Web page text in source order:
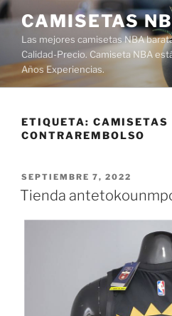
Saltar
al
contenido
CAMISETAS
Las mejores camisetas NBA
Calidad-Precio. Camiseta NBA
Años Experiencias.
ETIQUETA: CAMISETAS
CONTRAREMBOLSO
PUBLICADO
EL
SEPTIEMBRE 7, 2022
Tienda